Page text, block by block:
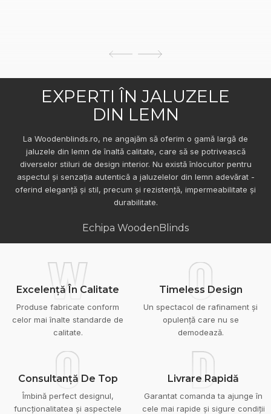
EXPERTI ÎN JALUZELE
DIN LEMN
La Woodenblinds.ro, ne angajăm să oferim o gamă largă de
jaluzele din lemn de înaltă calitate, care să se potrivească
diverselor stiluri de design interior. Nu există înlocuitor pentru
aspectul și senzația autentică a jaluzelelor din lemn adevărat -
oferind eleganță și stil, precum și rezistență, impermeabilitate și
durabilitate.
Echipa WoodenBlinds
W
Excelență În Calitate
Produse fabricate conform
celor mai înalte standarde de
calitate.
O
Timeless Design
Un spectacol de rafinament și
opulență care nu se
demodează.
O
Consultanță De Top
Îmbină perfect designul,
funcționalitatea și aspectele
D
Livrare Rapidă
Garantat comanda ta ajunge în
cele mai rapide și sigure condiții